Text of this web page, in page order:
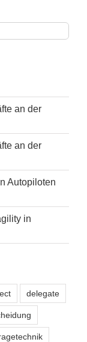
an der
an der
Autopiloten
in
delegate